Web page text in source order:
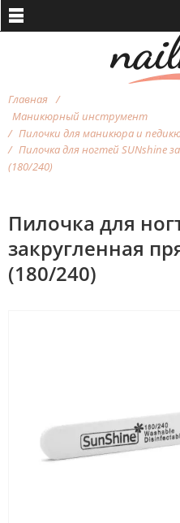
Главная
Маникюрный инструмент
Пилочки для маникюра и
Пилочка для ногтей SUNshine
(180/240)
Пилочка для
закругленная
(180/240)